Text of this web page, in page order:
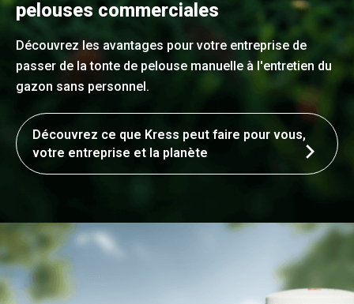
pelouses commerciales
Découvrez les avantages pour votre entreprise de
passer de la tonte de pelouse manuelle à l'entretien du
gazon sans personnel.
Découvrez ce que Kress peut faire pour vous,
votre entreprise et la planète